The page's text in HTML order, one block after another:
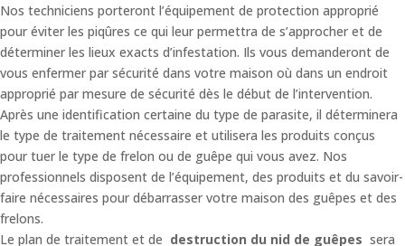
Nos techniciens porteront l’équipement de protection approprié
pour éviter les piqûres ce qui leur permettra de s’approcher et de
déterminer les lieux exacts d’infestation. Ils vous demanderont de
vous enfermer par sécurité dans votre maison où dans un endroit
approprié par mesure de sécurité dès le début de l’intervention.
Après une identification certaine du type de parasite, il déterminera
le type de traitement nécessaire et utilisera les produits conçus
pour tuer le type de frelon ou de guêpe qui vous avez. Nos
professionnels disposent de l’équipement, des produits et du savoir-
faire nécessaires pour débarrasser votre maison des guêpes et des
frelons.
Le plan de traitement et de destruction du nid de guêpes sera